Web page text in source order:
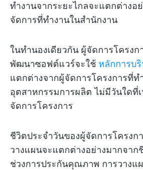
ทำงานจากระยะไกลจะแตกต่างอ
จัดการที่ทำงานในสำนักงาน
ในทำนองเดียวกัน ผู้จัดการโครงก
พัฒนาซอฟต์แวร์จะใช้ หลักการบ
แตกต่างจากผู้จัดการโครงการที่ท
อุตสาหกรรมการผลิต ไม่มีวันใดที่
จัดการโครงการ
ชีวิตประจำวันของผู้จัดการโครงก
วางแผนจะแตกต่างอย่างมากจาก
ช่วงการประกันคุณภาพ การวางแ